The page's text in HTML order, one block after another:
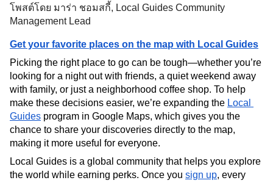
โพสต์โดย มาร่า ชอมสกี้, Local Guides Community
Management Lead
Get your favorite places on the map with Local Guides
Picking the right place to go can be tough—whether you’re
looking for a night out with friends, a quiet weekend away
with family, or just a neighborhood coffee shop. To help
make these decisions easier, we’re expanding the Local
Guides program in Google Maps, which gives you the
chance to share your discoveries directly to the map,
making it more useful for everyone.
Local Guides is a global community that helps you explore
the world while earning perks. Once you sign up, every